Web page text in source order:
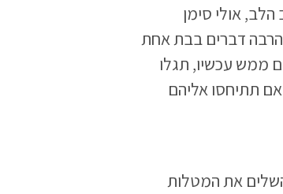
אולי סימן
דברים בבת אחת
ממש עכשיו, תגלו
תתיחסו אליהם
את המטלות